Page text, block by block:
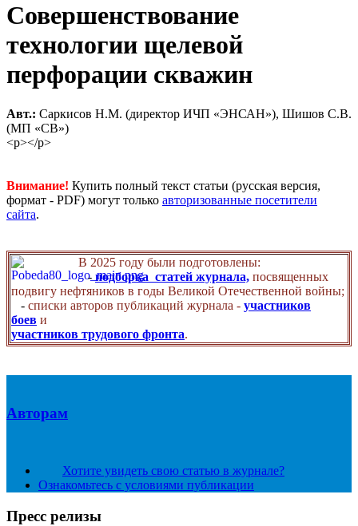
Совершенствование
технологии щелевой
перфорации скважин
Авт.: Саркисов Н.М. (директор ИЧП «ЭНСАН»), Шишов С.В.
(МП «СВ»)
<p></p>
Внимание! Купить полный текст статьи (русская версия,
формат - PDF) могут только авторизованные посетители
сайта.
В 2025 году были подготовлены:
- подборка статей журнала, посвященных
подвигу нефтяников в годы Великой Отечественной войны;
- списки авторов публикаций журнала - участников
боев и
участников трудового фронта.
Авторам
Хотите увидеть свою статью в журнале?
Ознакомьтесь с условиями публикации
Пресс релизы